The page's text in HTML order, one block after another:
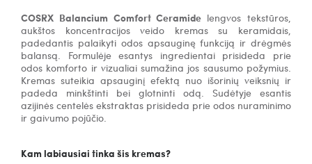
COSRX Balancium Comfort Ceramide lengvos tekstūros,
aukštos koncentracijos veido kremas su keramidais
padedantis palaikyti odos apsauginę funkciją ir drėgmės
balansą . Formulėje esantys ingredientai prisideda prie
odos komforto ir vizualiai sumažina jos sausumo požymius.
Kremas suteikia apsauginį efektą nuo išorinių veiksnių ir
padeda minkštinti bei glotninti odą . Sudėtyje esantis
azijinės centelės ekstraktas prisideda prie odos nuraminimo
ir gaivumo pojūčio
Kam labiausiai tinka šis kremas?